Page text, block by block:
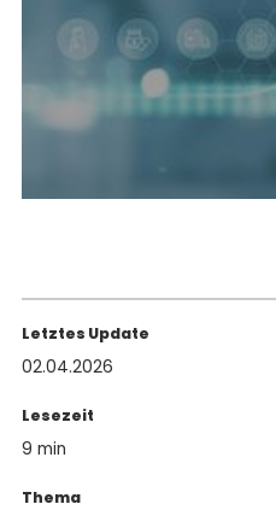
Letztes Update
02.04.2026
Lesezeit
9 min
Thema